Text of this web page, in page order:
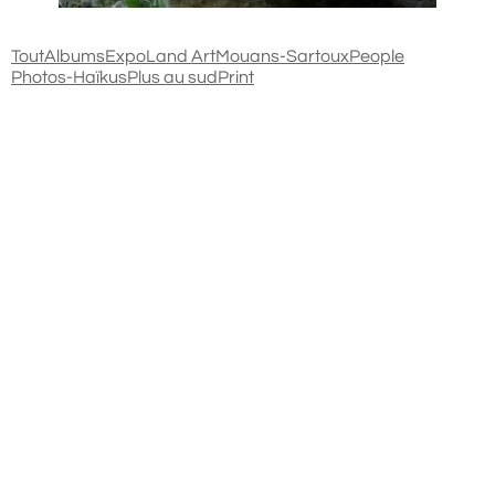
ToutAlbumsExpoLand ArtMouans-SartouxPeople
Photos-HaïkusPlus au sudPrint